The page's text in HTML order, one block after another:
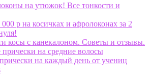
на утюжок! Все тонкости и
р на косичках и афролоконах за 2
косы с канекалоном. Советы и отзывы.
на средние волосы
на каждый день от учениц